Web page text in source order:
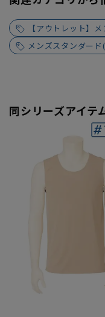
【アウトレット】
メンズスタンダー
同シリーズアイテ